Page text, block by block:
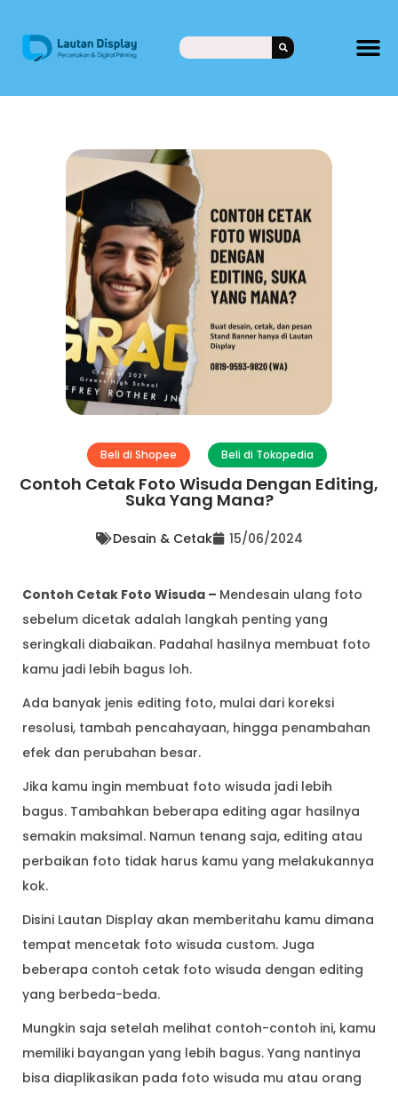
Beli di Shopee Beli di Tokopedia
Contoh Cetak Foto Wisuda Dengan Editing,
Suka Yang Mana?
Desain & Cetak 15/06/2024
Contoh Cetak Foto Wisuda – Mendesain ulang foto
sebelum dicetak adalah langkah penting yang
seringkali diabaikan. Padahal hasilnya membuat foto
kamu jadi lebih bagus loh.
Ada banyak jenis editing foto, mulai dari koreksi
resolusi, tambah pencahayaan, hingga penambahan
efek dan perubahan besar.
Jika kamu ingin membuat foto wisuda jadi lebih
bagus. Tambahkan beberapa editing agar hasilnya
semakin maksimal. Namun tenang saja, editing atau
perbaikan foto tidak harus kamu yang melakukannya
kok.
Disini Lautan Display akan memberitahu kamu dimana
tempat mencetak foto wisuda custom. Juga
beberapa contoh cetak foto wisuda dengan editing
yang berbeda-beda.
Mungkin saja setelah melihat contoh-contoh ini, kamu
memiliki bayangan yang lebih bagus. Yang nantinya
bisa diaplikasikan pada foto wisuda mu atau orang